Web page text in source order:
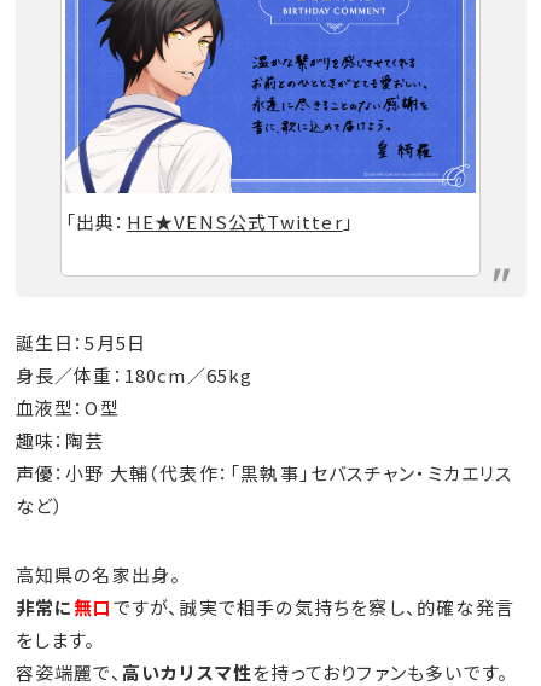
「出典： HE★VENS公式Twitter 」
誕生日：5月5日
身長／体重：180cm／65kg
血液型：O型
趣味：陶芸
声優：小野 大輔（代表作：「黒執事」セバスチャン・ミカエリス
など）
高知県の名家出身。
非常に無口ですが、誠実で相手の気持ちを察し、的確な発言
をします。
容姿端麗で、 高いカリスマ性を持っておりファンも多いです。